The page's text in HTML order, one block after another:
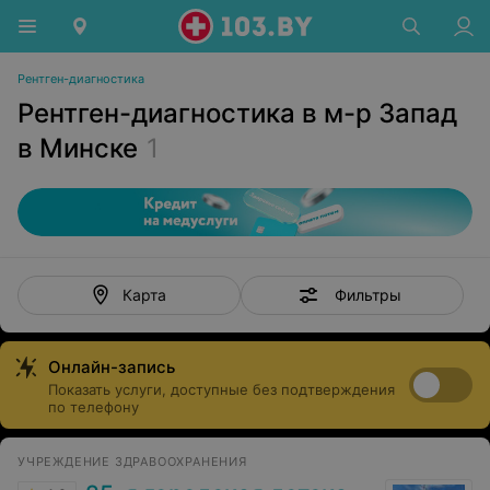
Рентген-диагностика
Рентген-диагностика в м-р Запад
в Минске 1
Карта Фильтры
Онлайн-запись
Показать услуги, доступные без подтверждения
по телефону
УЧРЕЖДЕНИЕ ЗДРАВООХРАНЕНИЯ